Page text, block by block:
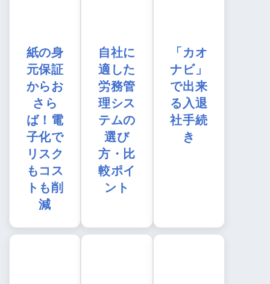
紙の身
元保証
からお
さら
ば！電
子化で
リスク
もコス
トも削
減
自社に
適した
労務管
理シス
テムの
選び
方・比
較ポイ
ント
「カオ
ナビ」
で出来
る入退
社手続
き